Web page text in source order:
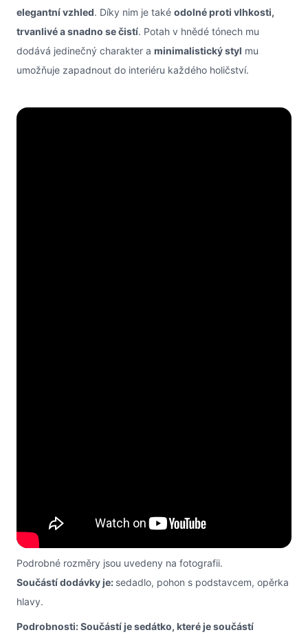
elegantní vzhled. Díky nim je také odolné proti vlhkosti,
trvanlivé a snadno se čistí. Potah v hnědé tónech mu
dodává jedinečný charakter a minimalistický styl mu
umožňuje zapadnout do interiéru každého holičství.
Podrobné rozměry jsou uvedeny na fotografii.
Součástí dodávky je: sedadlo, pohon s podstavcem, opěrka
hlavy.
Podrobnosti: Součástí je sedátko, které je součástí